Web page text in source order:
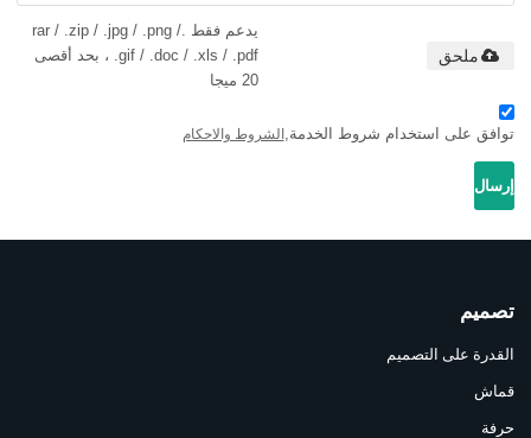
يدعم فقط .rar / .zip / .jpg / .png /
.gif / .doc / .xls / .pdf ، بحد أقصى
20 ميجا
ملحق
توافق على استخدام شروط الخدمة, الشروط والاحكام
إرسال
تصميم
القدرة على التصميم
قماش
حرفة